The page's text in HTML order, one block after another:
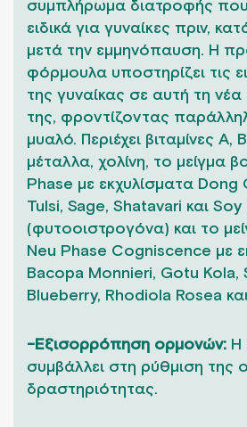
συμπλήρωμα διατροφής που
ειδικά για γυναίκες πριν,
μετά την εμμηνόπαυση. Η
φόρμουλα υποστηρίζει τις
της γυναίκας σε αυτή τη
της, φροντίζοντας
μυαλό. Περιέχει βιταμίνες Α,
μέταλλα, χολίνη, το μείγμα
Phase με εκχυλίσματα Dong
Tulsi, Sage, Shatavari και
(φυτοοιστρογόνα) και το
Neu Phase Cogniscence με
Bacopa Monnieri, Gotu Kola,
Blueberry, Rhodiola Rosea
-Εξισορρόπηση ορμονών: Η
συμβάλλει στη ρύθμιση της
δραστηριότητας.